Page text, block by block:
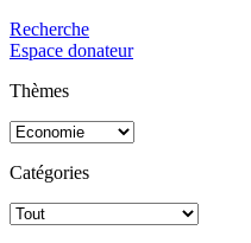
Recherche
Espace donateur
Thèmes
Catégories